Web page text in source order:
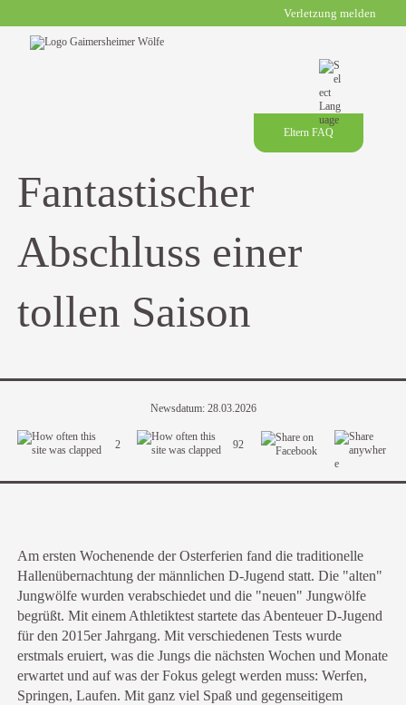
Verletzung melden
Eltern FAQ
Fantastischer
Abschluss einer
tollen Saison
Newsdatum: 28.03.2026
2 92
Am ersten Wochenende der Osterferien fand die traditionelle
Hallenübernachtung der männlichen D-Jugend statt. Die "alten"
Jungwölfe wurden verabschiedet und die "neuen" Jungwölfe
begrüßt. Mit einem Athletiktest startete das Abenteuer D-Jugend
für den 2015er Jahrgang. Mit verschiedenen Tests wurde
erstmals eruiert, was die Jungs die nächsten Wochen und Monate
erwartet und auf was der Fokus gelegt werden muss: Werfen,
Springen, Laufen. Mit ganz viel Spaß und gegenseitigem